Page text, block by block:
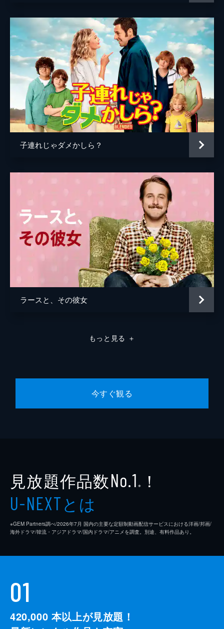
子連れじゃダメかしら？
ラースと、その彼女
もっと見る ＋
今すぐ観る
見放題作品数No.1 ※ ！
U-NEXTとは
※GEM Partners調べ/2026年7⽉ 国内の主要な定額制動画配信サービスにおける洋画/邦画/
海外ドラマ/韓流・アジアドラマ/国内ドラマ/アニメを調査。別途、有料作品あり。
01
420,000 本以上が見放題！